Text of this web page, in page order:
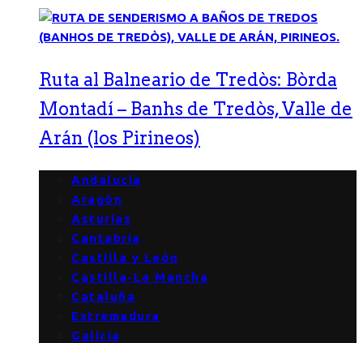
Ruta al Balneario de Tredòs: Bòrda
Montadí – Banhs de Tredòs, Valle de
Arán (los Pirineos)
Andalucía
Aragón
Asturias
Cantabria
Castilla y León
Castilla-La Mancha
Cataluña
Extremadura
Galicia